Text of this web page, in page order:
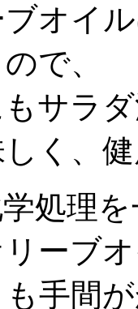
オイ
で、
サラ
く、
処理
ーブ
手間